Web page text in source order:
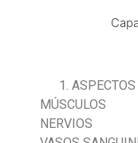
MÚSCULOS
NERVIOS